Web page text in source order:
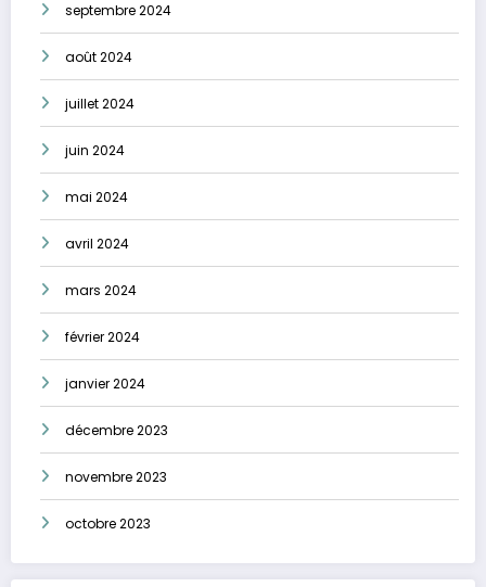
septembre 2024
août 2024
juillet 2024
juin 2024
mai 2024
avril 2024
mars 2024
février 2024
janvier 2024
décembre 2023
novembre 2023
octobre 2023